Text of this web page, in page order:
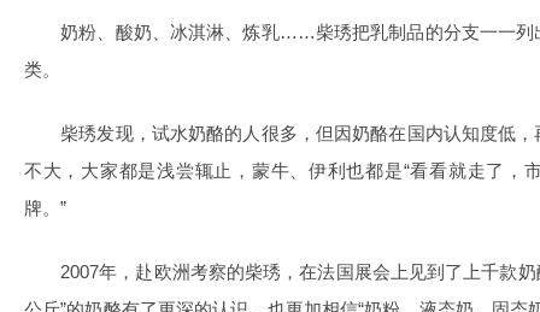
奶粉、酸奶、冰淇淋、炼乳……柴琇把乳制品的分支一一列
类。
柴琇发现，试水奶酪的人很多，但因奶酪在国内认知度低，
不大，大家都是浅尝辄止，蒙牛、伊利也都是“看看就走了，
牌。”
2007年，赴欧洲考察的柴琇，在法国展会上见到了上千款奶